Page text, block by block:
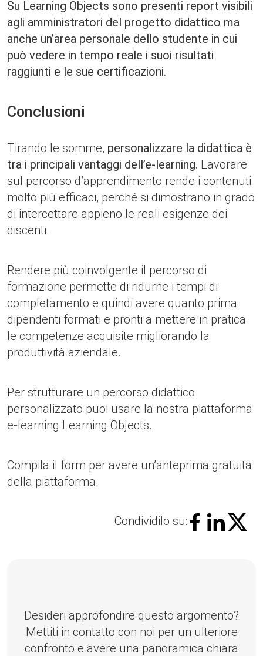
Su Learning Objects sono presenti report visibili
agli amministratori del progetto didattico ma
anche un’area personale dello studente in cui
può vedere in tempo reale i suoi risultati
raggiunti e le sue certificazioni.
Conclusioni
Tirando le somme, personalizzare la didattica è
tra i principali vantaggi dell’e-learning. Lavorare
sul percorso d’apprendimento rende i contenuti
molto più efficaci, perché si dimostrano in grado
di intercettare appieno le reali esigenze dei
discenti.
Rendere più coinvolgente il percorso di
formazione permette di ridurne i tempi di
completamento e quindi avere quanto prima
dipendenti formati e pronti a mettere in pratica
le competenze acquisite migliorando la
produttività aziendale.
Per strutturare un percorso didattico
personalizzato puoi usare la nostra piattaforma
e-learning Learning Objects.
Compila il form per avere un’anteprima gratuita
della piattaforma.
Condividilo su:
Desideri approfondire questo argomento?
Mettiti in contatto con noi per un ulteriore
confronto e avere una panoramica chiara